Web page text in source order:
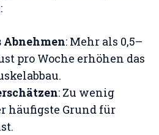
Abnehmen: Mehr als 0,5–
pro Woche erhöhen das
: Zu wenig
häufigste Grund für